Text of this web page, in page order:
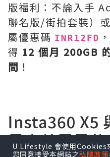
版福利：不論入手
聯名版/街拍套裝）
屬優惠碼 INR12FD
得 12 個月 200GB
間 ！
Insta360 X5
最大差異是
U Lifestyle 會使用Cookies
您同意接受本網站之私隱政